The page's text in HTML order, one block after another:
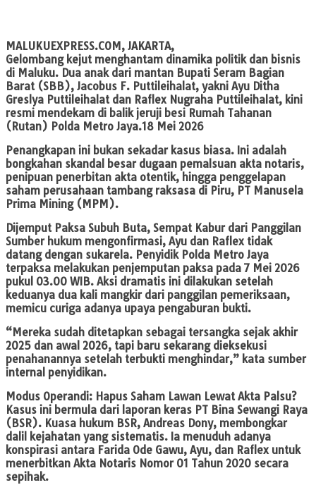
MALUKUEXPRESS.COM, JAKARTA,
Gelombang kejut menghantam dinamika politik dan bisnis
di Maluku. Dua anak dari mantan Bupati Seram Bagian
Barat (SBB), Jacobus F. Puttileihalat, yakni Ayu Ditha
Greslya Puttileihalat dan Raflex Nugraha Puttileihalat, kini
resmi mendekam di balik jeruji besi Rumah Tahanan
(Rutan) Polda Metro Jaya.18 Mei 2026
Penangkapan ini bukan sekadar kasus biasa. Ini adalah
bongkahan skandal besar dugaan pemalsuan akta notaris,
penipuan penerbitan akta otentik, hingga penggelapan
saham perusahaan tambang raksasa di Piru, PT Manusela
Prima Mining (MPM).
Dijemput Paksa Subuh Buta, Sempat Kabur dari Panggilan
Sumber hukum mengonfirmasi, Ayu dan Raflex tidak
datang dengan sukarela. Penyidik Polda Metro Jaya
terpaksa melakukan penjemputan paksa pada 7 Mei 2026
pukul 03.00 WIB. Aksi dramatis ini dilakukan setelah
keduanya dua kali mangkir dari panggilan pemeriksaan,
memicu curiga adanya upaya pengaburan bukti.
“Mereka sudah ditetapkan sebagai tersangka sejak akhir
2025 dan awal 2026, tapi baru sekarang dieksekusi
penahanannya setelah terbukti menghindar,” kata sumber
internal penyidikan.
Modus Operandi: Hapus Saham Lawan Lewat Akta Palsu?
Kasus ini bermula dari laporan keras PT Bina Sewangi Raya
(BSR). Kuasa hukum BSR, Andreas Dony, membongkar
dalil kejahatan yang sistematis. Ia menuduh adanya
konspirasi antara Farida Ode Gawu, Ayu, dan Raflex untuk
menerbitkan Akta Notaris Nomor 01 Tahun 2020 secara
sepihak.